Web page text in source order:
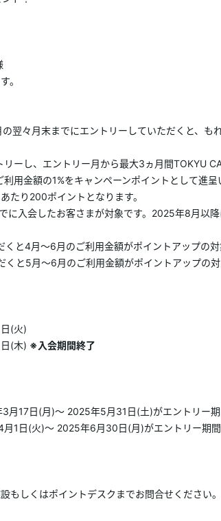
。
翌々月末までにエントリーしていただくと、も
ーし、エントリー月から最大3ヵ月間TOKYU
用金額の1%をキャンペーンポイントとして進呈
たり200ポイントとなります。
入会したお客さまが対象です。2025年8月以
と4月～6月のご利用金額がポイントアップの対
と5月～6月のご利用金額がポイントアップの対
(火)
(木) ※入会期間終了
17日(月)～ 2025年5月31日(土)がエントリー期
1日(火)～ 2025年6月30日(月)がエントリー期間
もしくはポイントデスクまでお問合せください。